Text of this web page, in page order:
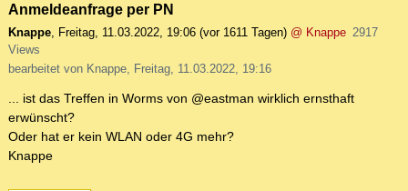
Anmeldeanfrage per PN
Knappe, Freitag, 11.03.2022, 19:06 (vor 1611 Tagen) @ Knappe 2917
Views
bearbeitet von Knappe, Freitag, 11.03.2022, 19:16
... ist das Treffen in Worms von @eastman wirklich ernsthaft
erwünscht?
Oder hat er kein WLAN oder 4G mehr?
Knappe